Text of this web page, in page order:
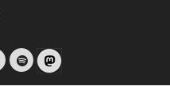
Spotify